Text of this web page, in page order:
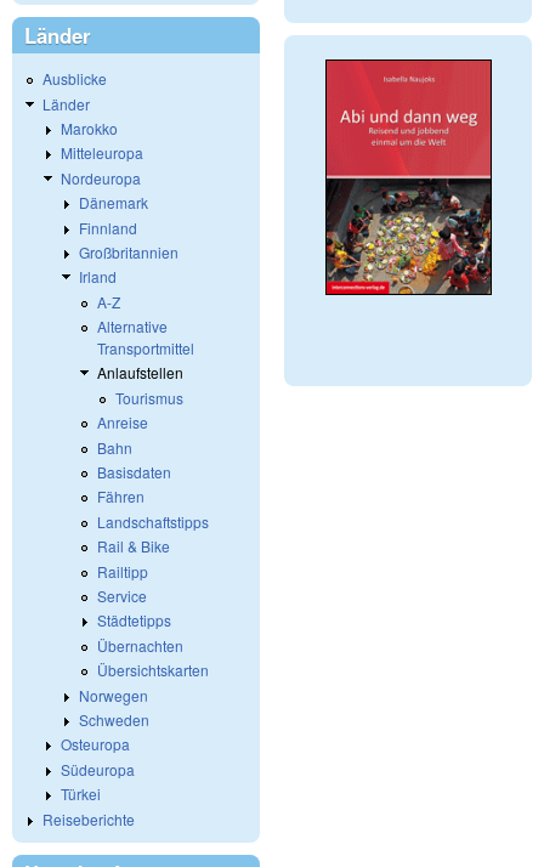
Länder
Ausblicke
Länder
Marokko
Mitteleuropa
Nordeuropa
Dänemark
Finnland
Großbritannien
Irland
A-Z
Alternative
Transportmittel
Anlaufstellen
Tourismus
Anreise
Bahn
Basisdaten
Fähren
Landschaftstipps
Rail & Bike
Railtipp
Service
Städtetipps
Übernachten
Übersichtskarten
Norwegen
Schweden
Osteuropa
Südeuropa
Türkei
Reiseberichte